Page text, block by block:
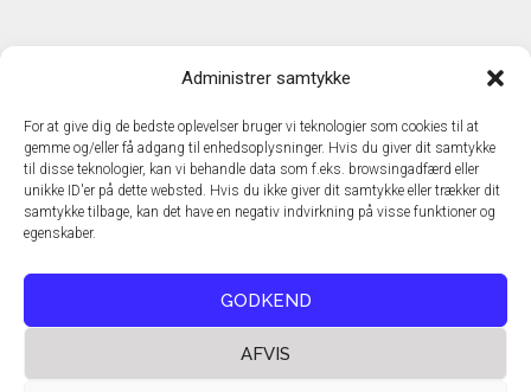
Administrer samtykke
For at give dig de bedste oplevelser bruger vi teknologier som cookies til at
gemme og/eller få adgang til enhedsoplysninger. Hvis du giver dit samtykke
til disse teknologier, kan vi behandle data som f.eks. browsingadfærd eller
unikke ID'er på dette websted. Hvis du ikke giver dit samtykke eller trækker dit
samtykke tilbage, kan det have en negativ indvirkning på visse funktioner og
egenskaber.
GODKEND
AFVIS
TechMedia A/S
DK – 2600 Glostrup
www.techmedia.dk
Telefon: +45 43 24 26 28
E-mail:info@techmedia.dk